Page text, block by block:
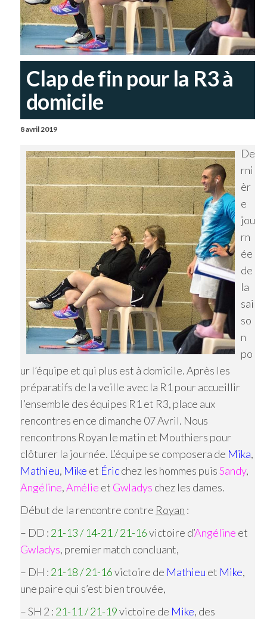
Clap de fin pour la R3 à
domicile
8 avril 2019
De
rni
èr
e
jou
rn
ée
de
la
sai
so
n
po
ur l’équipe et qui plus est à domicile. Après les
préparatifs de la veille avec la R1 pour accueillir
l’ensemble des équipes R1 et R3, place aux
rencontres en ce dimanche 07 Avril. Nous
rencontrons Royan le matin et Mouthiers pour
clôturer la journée. L’équipe se composera de Mika,
Mathieu, Mike et Éricchez les hommes puisSandy,
Angéline,Amélie et Gwladys chez les dames.
Début de la rencontre contre Royan :
– DD : 21-13 / 14-21 / 21-16victoire d’Angéline et
Gwladys, premier match concluant,
– DH : 21-18 / 21-16victoire de Mathieu et Mike,
une paire qui s’est bien trouvée,
– SH 2 : 21-11 / 21-19victoire de Mike, des